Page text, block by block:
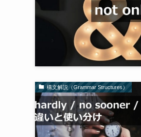
構文解説（Grammar Structures）